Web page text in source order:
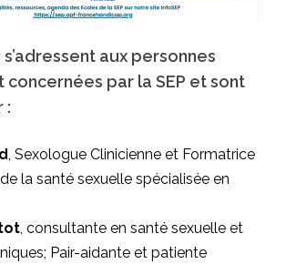
aux personnes
par la SEP et sont
:
, Sexologue Clinicienne et Formatrice
la santé sexuelle spécialisée en
, consultante en santé sexuelle et
Pair-aidante et patiente